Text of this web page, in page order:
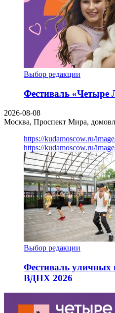
Выбор редакции
Фестиваль «Четыре
2026-08-08
Москва, Проспект Мира,
https://kudamoscow.ru/
https://kudamoscow.ru/
Выбор редакции
Фестиваль уличных
ВДНХ 2026